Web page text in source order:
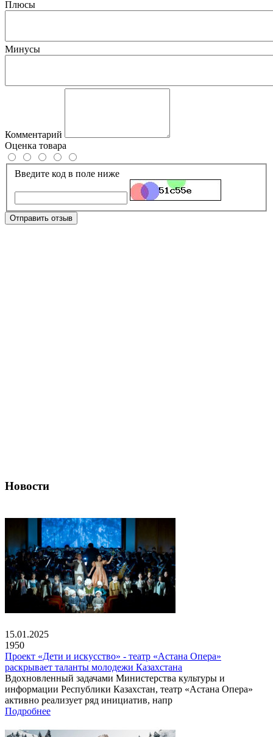
Плюсы
Минусы
Комментарий
Оценка товара
Введите код в поле ниже
Отправить отзыв
Новости
15.01.2025
1950
Проект «Дети и искусство» - театр «Астана Опера»
раскрывает таланты молодежи Казахстана
Вдохновленный задачами Министерства культуры и
информации Республики Казахстан, театр «Астана Опера»
активно реализует ряд инициатив, напр
Подробнее